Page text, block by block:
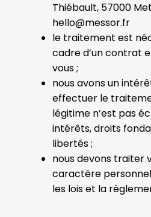
Thiébault, 57000
hello@messor.fr
le traitement est
cadre d’un contrat
vous ;
nous avons un
effectuer le
légitime n’est pas
intérêts, droits
libertés ;
nous devons traiter
caractère
les lois et la